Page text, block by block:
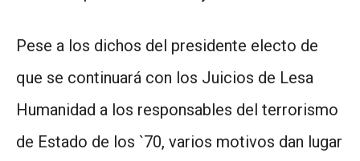
Pese a los dichos del presidente electo de
que se continuará con los Juicios de Lesa
Humanidad a los responsables del terrorismo
de Estado de los `70, varios motivos dan lugar